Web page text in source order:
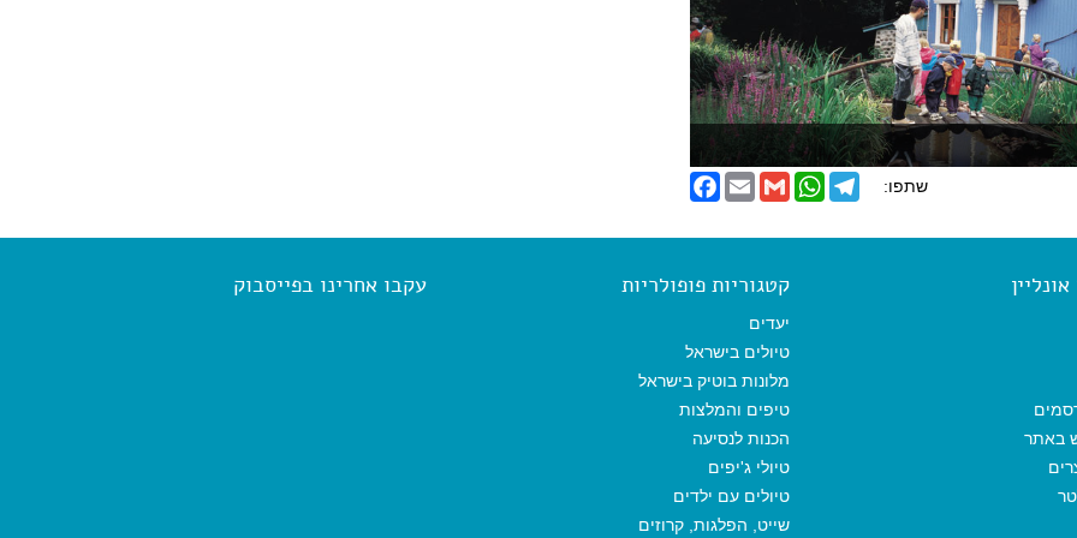
שתפו:
F
a
e
o
o
E
m
i
G
m
i
W
h
t
T
e
e
באתר
קטגוריות פופולריות
יעדים
טיולים בישראל
מלונות בוטיק בישראל
טיפים והמלצות
הכנות לנסיעה
טיולי ג'יפים
טיולים עם ילדים
שייט, הפלגות, קרוזים
עקבו אחרינו בפייסבוק